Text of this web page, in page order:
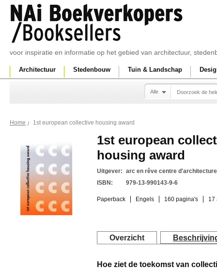
voor inspiratie en informatie op het gebied van architectuur,
Architectuur Stedenbouw Tuin & Landschap
Alle
Home 1st european collective housing award
1st european
housing award
Uitgever: arc en rêve centre d'architecture
ISBN:
979-13-990143-9-6
Paperback Engels 160 pagina's 17
Overzicht
Hoe ziet de toekomst van